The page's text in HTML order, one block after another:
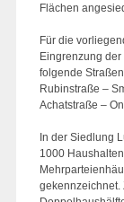
Flächen
Für die
Eingrenzung
folgende
Rubinstraße –
Achatstraße –
In der Siedlung
1000 Haushalten
gekennzeichnet.